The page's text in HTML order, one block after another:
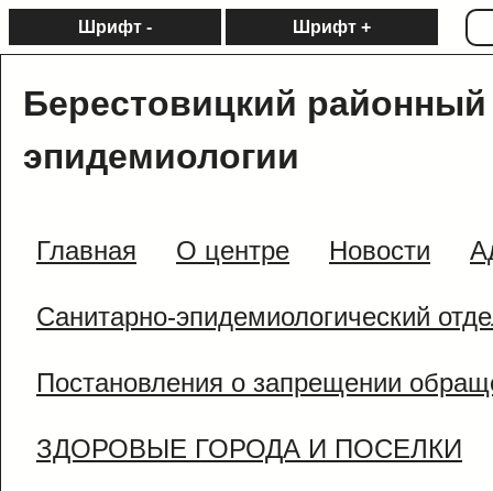
Шрифт - Шрифт +
Берестовицкий районный
эпидемиологии
Главная О центре Новости
Санитарно-эпидемиологический
Постановления о запрещении
ЗДОРОВЫЕ ГОРОДА И ПОСЕЛКИ